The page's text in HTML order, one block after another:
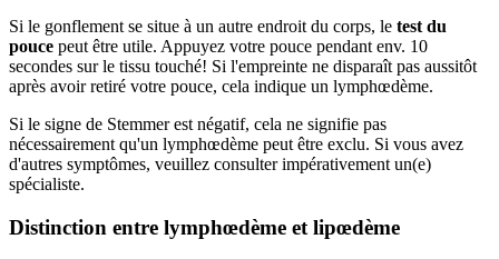
Si le gonflement se situe à un autre endroit du corps, le test du
pouce peut être utile. Appuyez votre pouce pendant env. 10
secondes sur le tissu touché! Si l'empreinte ne disparaît pas aussitôt
après avoir retiré votre pouce, cela indique un lymphœdème.
Si le signe de Stemmer est négatif, cela ne signifie pas
nécessairement qu'un lymphœdème peut être exclu. Si vous avez
d'autres symptômes, veuillez consulter impérativement un(e)
spécialiste.
Distinction entre lymphœdème et lipœdème